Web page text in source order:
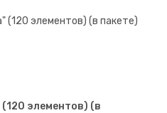
элементов) (в